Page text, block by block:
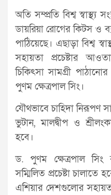
অতি সম্প্রতি বিশ্ব স্বাস্থ্য
ডায়রিয়া রোগের কিটস ও
পাঠিয়েছে। এছাড়া বিশ্ব
সহায়তা প্রচেষ্টার
চিকিৎসা সামগ্রী
পুণম ক্ষেত্রপাল সিং।
যৌথভাবে চাহিদা নিরূপণ
ভুটান, মালদ্বীপ ও
হবে।
ড. পুণম ক্ষেত্রপাল সিং
সম্মিলিত প্রচেষ্টা চালাতে
এশিয়ার দেশগুলোর